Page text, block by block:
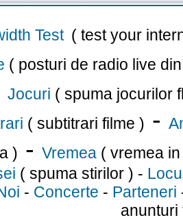
Test ( test your
( posturi de radio live
Jocuri ( spuma jocurilor
( subtitrari filme ) -
) - Vremea ( vremea
( spuma stirilor ) -
- Concerte - Parteneri
anunturi